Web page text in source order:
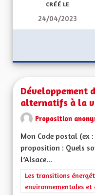
CRÉÉ LE
24/04/2023
Développement
alternatifs à la
Proposition
Mon Code postal (ex
proposition : Quels
l’Alsace...
Filtrer les résultats de
Les transitions
environnementales et